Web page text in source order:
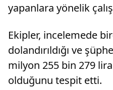
yapanlara yönelik
Ekipler, incelemede
dolandırıldığı ve
milyon 255 bin 279 lira
olduğunu tespit etti.